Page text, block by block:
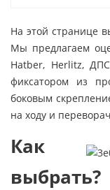
На этой странице
Мы предлагаем
Hatber, Herlitz,
фиксатором из
боковым
на ходу и
Как
выбрать?